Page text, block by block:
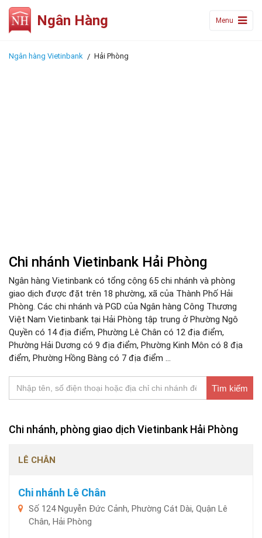
Ngân Hàng Menu
Ngân hàng Vietinbank Hải Phòng
Chi nhánh Vietinbank Hải Phòng
Ngân hàng Vietinbank có tổng cộng 65 chi nhánh và phòng
giao dịch được đặt trên 18 phường, xã của Thành Phố Hải
Phòng. Các chi nhánh và PGD của Ngân hàng Công Thương
Việt Nam Vietinbank tại Hải Phòng tập trung ở Phường Ngô
Quyền có 14 địa điểm, Phường Lê Chân có 12 địa điểm,
Phường Hải Dương có 9 địa điểm, Phường Kinh Môn có 8 địa
điểm, Phường Hồng Bàng có 7 địa điểm ...
Tìm kiếm
Chi nhánh, phòng giao dịch Vietinbank Hải Phòng
LÊ CHÂN
Chi nhánh Lê Chân
Số 124 Nguyễn Đức Cảnh, Phường Cát Dài, Quận Lê
Chân, Hải Phòng